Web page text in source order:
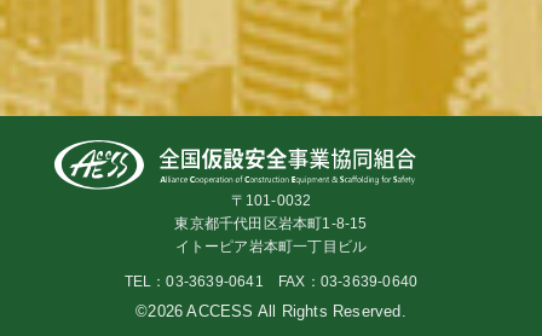
〒101-0032
東京都千代田区岩本町1-8-15
イトーピア岩本町一丁目ビル
TEL：03-3639-0641 FAX：03-3639-0640
©2026 ACCESS All Rights Reserved.